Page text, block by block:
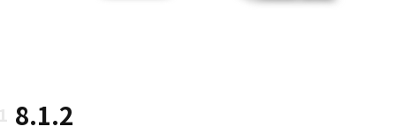
8.1.2